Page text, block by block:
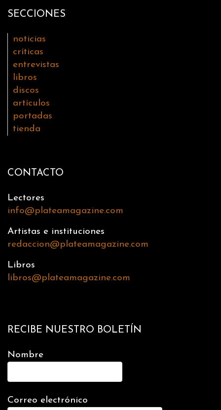
SECCIONES
noticias
críticas
entrevistas
libros
discos
artículos
portadas
tienda
CONTACTO
Lectores
info@plateamagazine.com
Artistas e instituciones
redaccion@plateamagazine.com
Libros
libros@plateamagazine.com
RECIBE NUESTRO BOLETÍN
Nombre
Correo electrónico